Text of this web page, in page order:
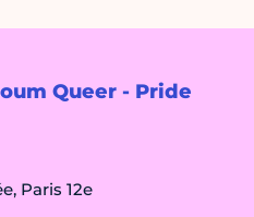
Queer - Pride
Paris 12e